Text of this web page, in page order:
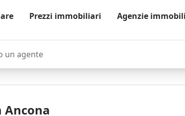
Prezzi immobiliari Agenzie